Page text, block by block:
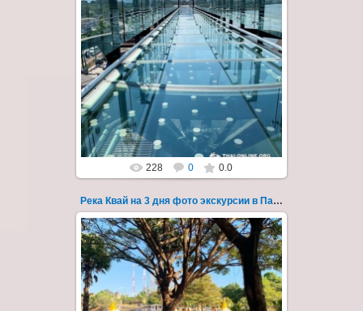
22.03.2023
Тур на три дня из Паттайи на реку Квай,
водопады Эраван, Сайок Ной и Сайок Яй,
затопленный город Сангклабури, деревня...
Thai-Online
228 0 0.0
Река Квай на 3 дня фото экскурсии в Паттайе 5
22.03.2023
Тур на три дня из Паттайи на реку Квай,
водопады Эраван, Сайок Ной и Сайок Яй,